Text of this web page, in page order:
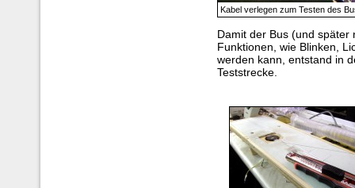
Kabel verlegen zum Testen des
Damit der Bus (und
Funktionen, wie Blinken,
werden kann, entstand in
Teststrecke.